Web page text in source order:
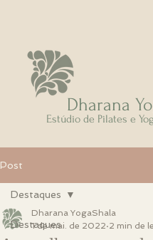
Dharana
Estúdio de Pilates e
Post
Destaques
Destaques
Dharana YogaShala
1 de mai. de 2022 2 min de